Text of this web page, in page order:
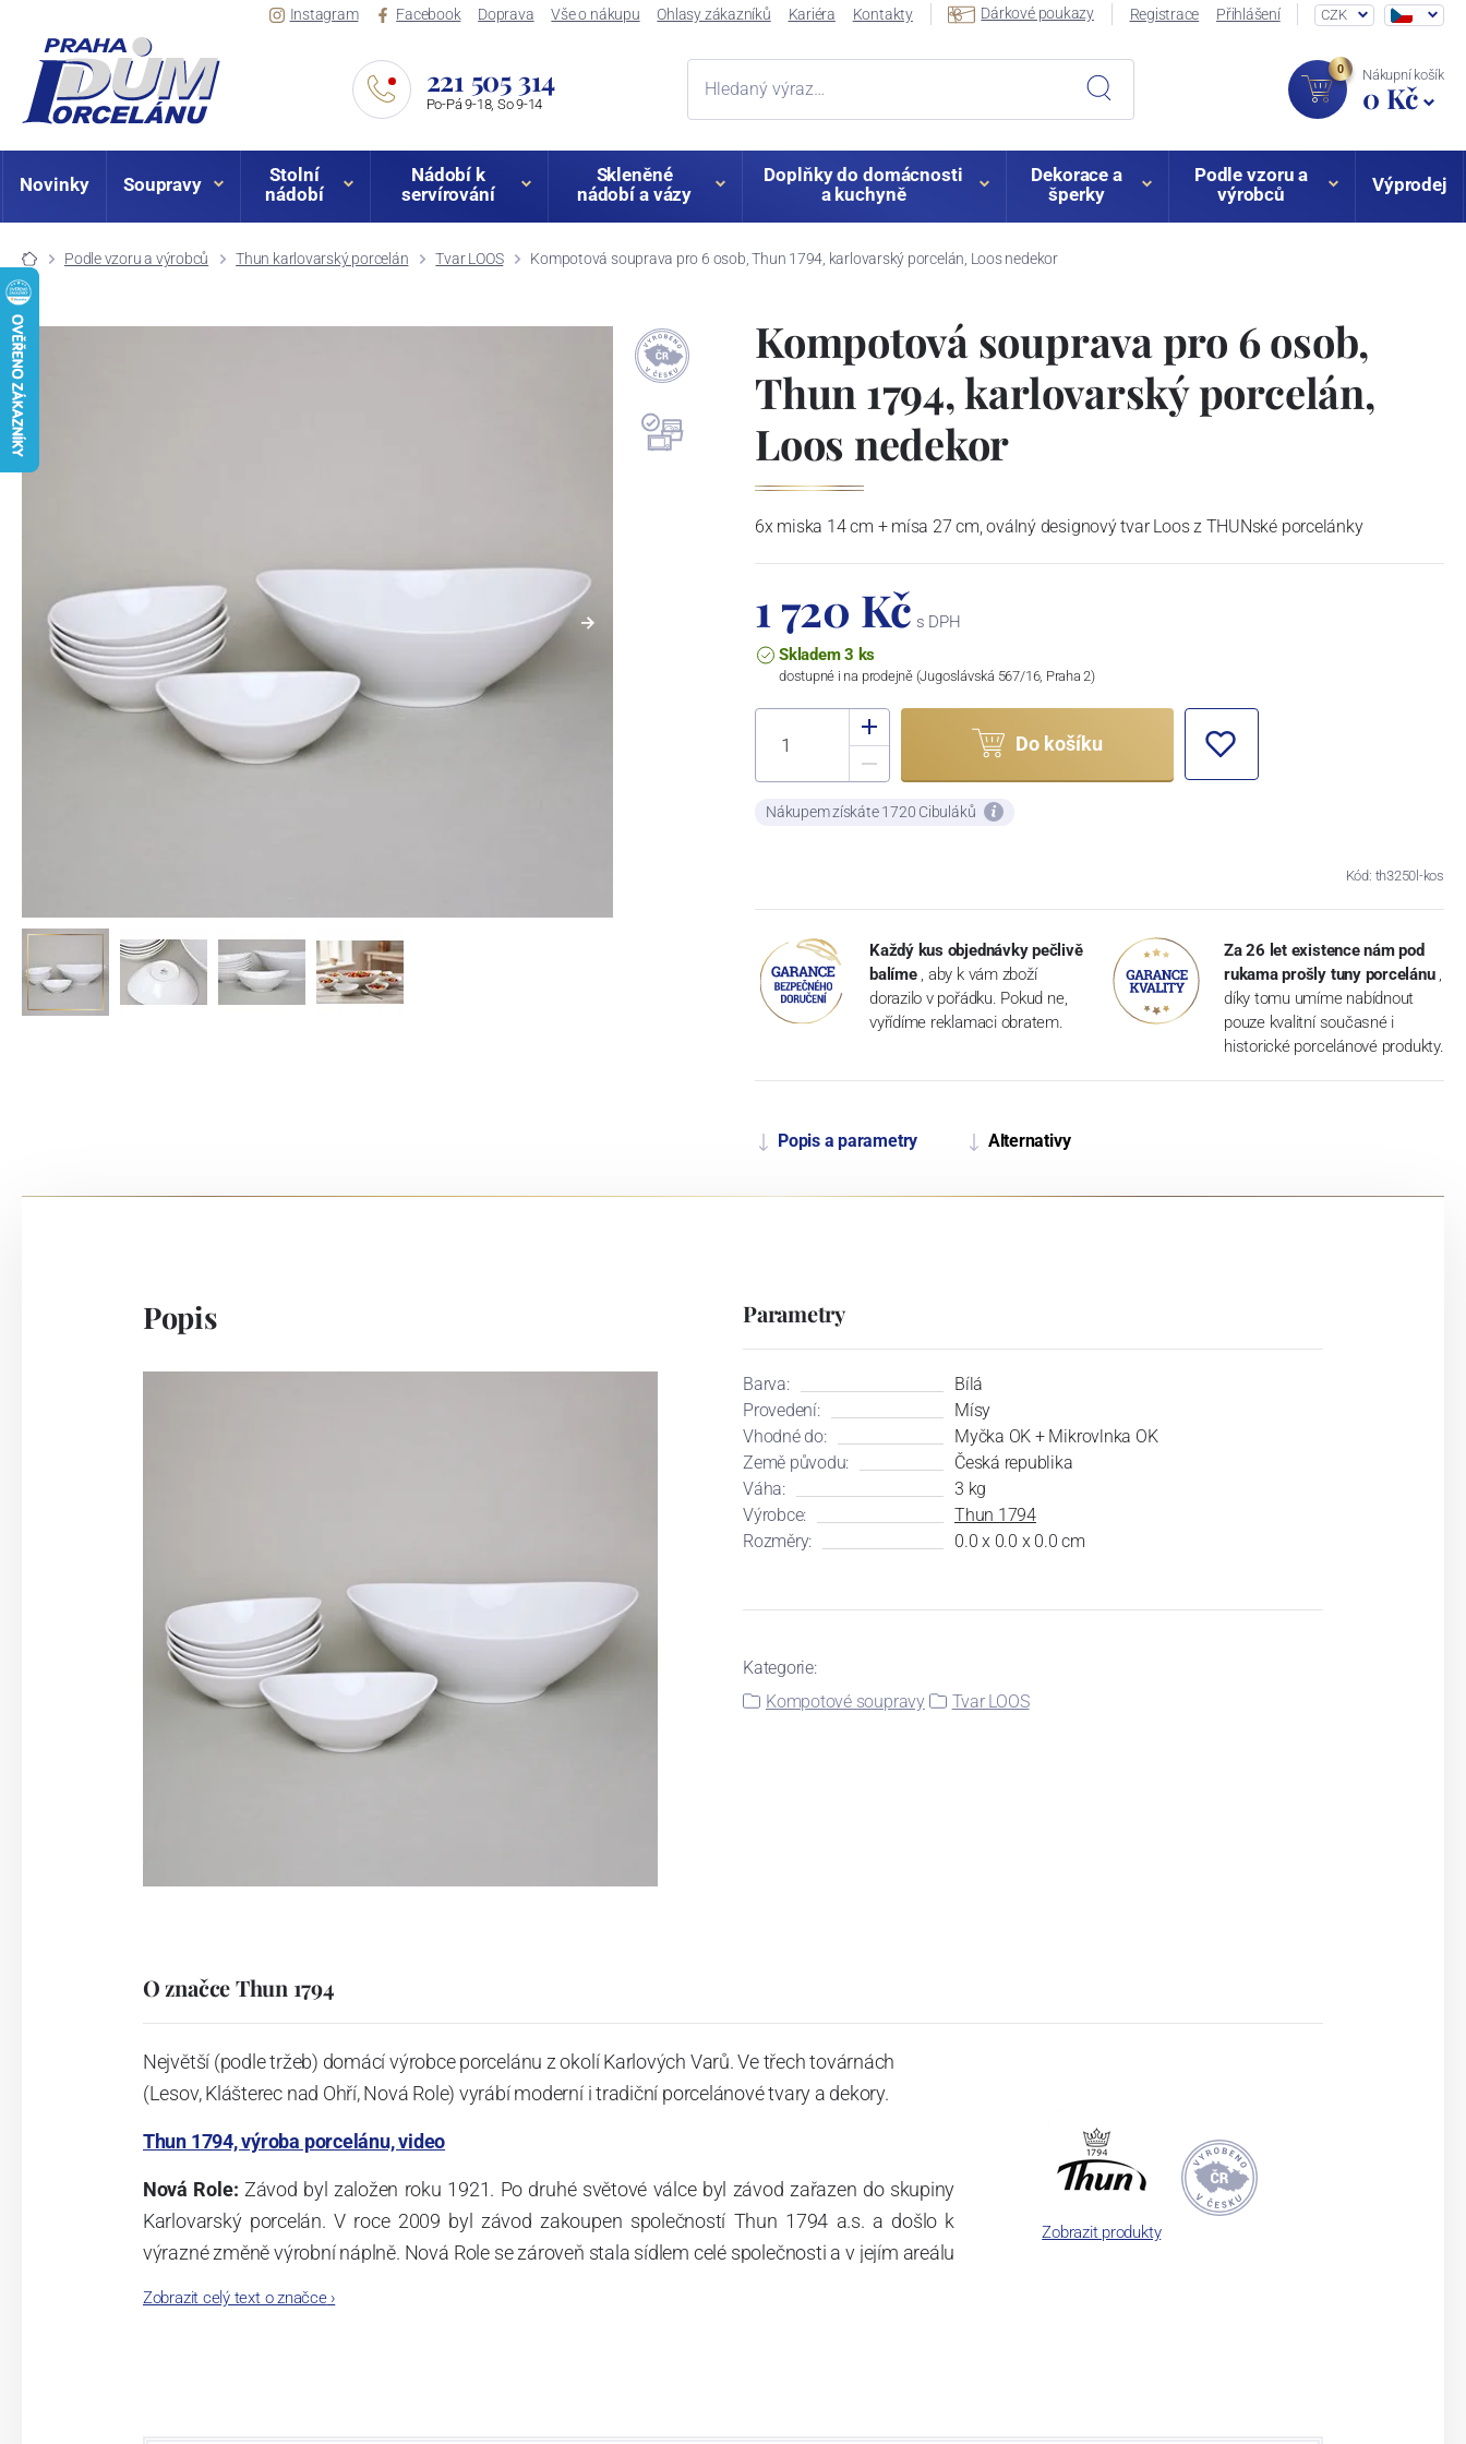
Instagram Facebook Doprava Vše o nákupu Ohlasy zákazníků Kariéra Kontakty Dárkové poukazy Registrace Přihlášení CZK
221 505 314
Po-Pá 9-18, So 9-14
0 Nákupní košík
0 Kč
Novinky Soupravy
Stolní
nádobí
Nádobí k
servírování
Skleněné
nádobí a vázy
Doplňky do domácnosti
a kuchyně
Dekorace a
šperky
Podle vzoru a
výrobců
Výprodej
Podle vzoru a výrobců Thun karlovarský porcelán Tvar LOOS Kompotová souprava pro 6 osob, Thun 1794, karlovarský porcelán, Loos nedekor
Kompotová souprava pro 6 osob,
Thun 1794, karlovarský porcelán,
Loos nedekor
6x miska 14 cm + mísa 27 cm, oválný designový tvar Loos z THUNské porcelánky
1 720 Kč s DPH
Skladem 3 ks
dostupné i na prodejně (Jugoslávská 567/16, Praha 2)
Do košíku
Nákupem získáte 1720 Cibuláků
Kód: th3250l-kos
Každý kus objednávky pečlivě
balíme , aby k vám zboží
dorazilo v pořádku. Pokud ne,
vyřídíme reklamaci obratem.
Za 26 let existence nám pod
rukama prošly tuny porcelánu ,
díky tomu umíme nabídnout
pouze kvalitní současné i
historické porcelánové produkty.
Popis a parametry Alternativy
Popis Parametry
Barva:
Bílá
Provedení:
Mísy
Vhodné do:
Myčka OK + Mikrovlnka OK
Země původu:
Česká republika
Váha:
3 kg
Výrobce:
Thun 1794
Rozměry:
0.0 x 0.0 x 0.0 cm
Kategorie:
Kompotové soupravy
Tvar LOOS
O značce Thun 1794
Největší (podle tržeb) domácí výrobce porcelánu z okolí Karlových Varů. Ve třech továrnách
(Lesov, Klášterec nad Ohří, Nová Role) vyrábí moderní i tradiční porcelánové tvary a dekory.
Thun 1794, výroba porcelánu, video
Nová Role: Závod byl založen roku 1921. Po druhé světové válce byl závod zařazen do skupiny
Karlovarský porcelán. V roce 2009 byl závod zakoupen společností Thun 1794 a.s. a došlo k
výrazné změně výrobní náplně. Nová Role se zároveň stala sídlem celé společnosti a v jejím areálu
Zobrazit celý text o značce›
Zobrazit produkty